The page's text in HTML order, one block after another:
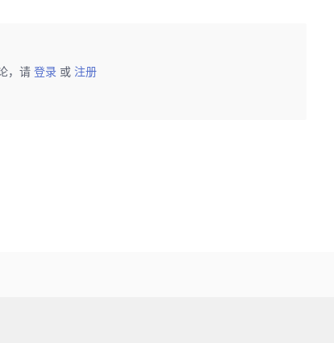
，请 登录 或 注册